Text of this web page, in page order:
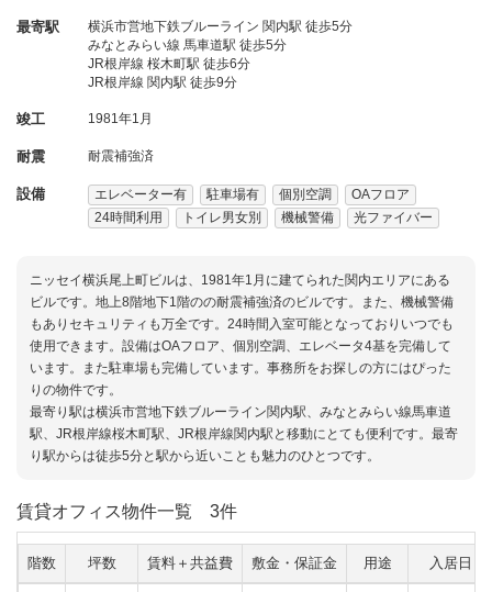
最寄駅
横浜市営地下鉄ブルーライン 関内駅 徒歩5分
みなとみらい線 馬車道駅 徒歩5分
JR根岸線 桜木町駅 徒歩6分
JR根岸線 関内駅 徒歩9分
竣工 1981年1月
耐震 耐震補強済
設備 エレベーター有 駐車場有 個別空調
OAフロア
24時間利用
トイレ男女別 機械警備 光ファイバー
ニッセイ横浜尾上町ビルは、1981年1月に建てられた関内エリアにある
ビルです。地上8階地下1階のの耐震補強済のビルです。また、機械警備
もありセキュリティも万全です。24時間入室可能となっておりいつでも
使用できます。設備はOAフロア、個別空調、エレベータ4基を完備して
います。また駐車場も完備しています。事務所をお探しの方にはぴった
りの物件です。
最寄り駅は横浜市営地下鉄ブルーライン関内駅、みなとみらい線馬車道
駅、JR根岸線桜木町駅、JR根岸線関内駅と移動にとても便利です。最寄
り駅からは徒歩5分と駅から近いことも魅力のひとつです。
賃貸オフィス物件一覧 3件
階数 坪数 賃料＋共益費 敷金・保証金 用途 入居日